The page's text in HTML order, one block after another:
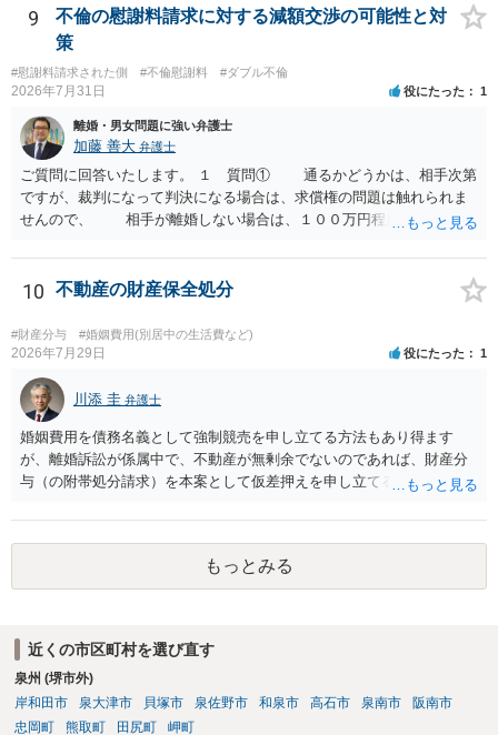
われます。 一度、最寄りの弁護士に相談してみてください。
9
不倫の慰謝料請求に対する減額交渉の可能性と対
策
#慰謝料請求された側 #不倫慰謝料 #ダブル不倫
2026年7月31日 役にたった 1
離婚・男女問題に強い弁護士
加藤 善大 弁護士
ご質問に回答いたします。 １ 質問① 通るかどうかは、相手次第
ですが、裁判になって判決になる場合は、求償権の問題は触れられま
せんので、 相手が離婚しない場合は、１００万円程度となる可能
するデメリットはありますから（経済的、時間的、精神的負担等）、
反対にご自身が、裁判も辞さずという姿勢を示すことで、プラス
に働く可能性は有り得ます。 交渉で解決する多くの場合は、相手
が弁護士に依頼しているケースで、５０万円以下で合意できる場合は
稀であると思います。 通常は、６０万円から８０万円程度になる
ことが多いというのが私の印象です。 ２ 質問② ご記載の内容が
減額を進めるうえでの交渉材料かと思います。 なお、ご自身が離
婚しないことは、交渉材料にはならないかと思いますので、ご注意く
ださい。 また、相手夫婦の婚姻関係が既に破綻していたことや、
相手女性が結婚しているとは知らなかったと主張することもあります
が、 ケースバイケースですので、ご自身の場合にそれらの主張が
が、 ２００万円でも、５０万円でも、公序良俗に反するほど高額
と思います。 そのうえで、合意できるかは、相手も納得できるか
否かにかかってはきますが。 ４ 質問④ ご記載の内容からは判断
できないのですが、 清算条項を記載しないで合意することはリス
クがありますので、むしろ、原則としては、清算条項を記載するべき
であるとお考えいただくといいです。 ご質問に対する回答は以上で
10 不動産の財産保全処分
#財産分与 #婚姻費用(別居中の生活費など)
2026年7月29日 役にたった 1
川添 圭 弁護士
婚姻費用を債務名義として強制競売を申し立てる方法もあり得ます
が、離婚訴訟が係属中で、不動産が無剰余でないのであれば、財産分
与（の附帯処分請求）を本案として仮差押えを申し立てる（法的には
えられます。弁護士へ依頼しているのであれば、担当弁護士とよく相
談してください。
もっとみる
近くの市区町村を選び直す
泉州 (堺市外)
岸和田市
泉大津市 貝塚市 泉佐野市 和泉市 高石市 泉南市
阪南市
忠岡町
熊取町 田尻町 岬町